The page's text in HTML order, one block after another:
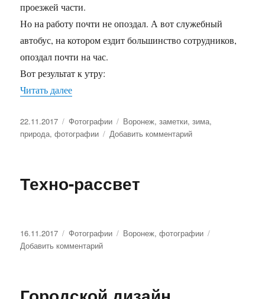
проезжей части.
Но на работу почти не опоздал. А вот служебный
автобус, на котором ездит большинство сотрудников,
опоздал почти на час.
Вот результат к утру:
Читать далее
Опубликовано
22.11.2017 Рубрики
Фотографии Метки
Воронеж,заметки,зима,
природа,фотографии Добавить комментарий
Техно-рассвет
Опубликовано
16.11.2017 Рубрики
Фотографии Метки
Воронеж,фотографии
Добавить комментарий